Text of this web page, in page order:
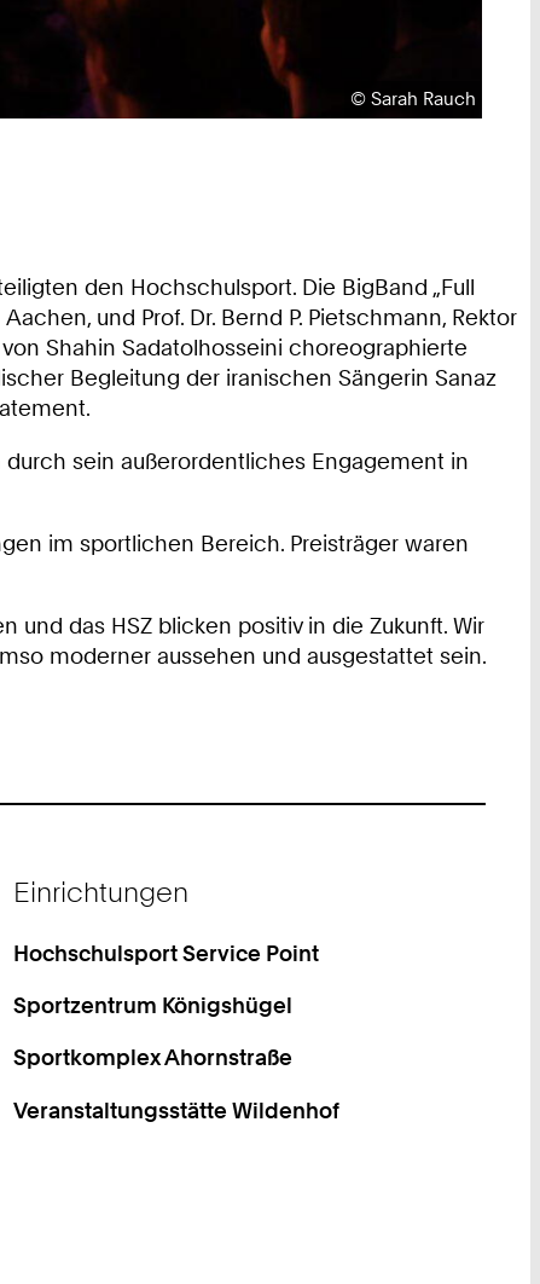
Urheberrecht:
©Sarah Rauch
den Hochschulsport. Die BigBand „Full
und Prof. Dr. Bernd P. Pietschmann, Rektor
Shahin Sadatolhosseini choreographierte
Begleitung der iranischen Sängerin Sanaz
sein außerordentliches Engagement in
im sportlichen Bereich. Preisträger waren
und das HSZ blicken positiv in die Zukunft. Wir
moderner aussehen und ausgestattet sein.
Einrichtungen
Hochschulsport Service Point
Sportzentrum Königshügel
Sportkomplex Ahornstraße
Veranstaltungsstätte Wildenhof